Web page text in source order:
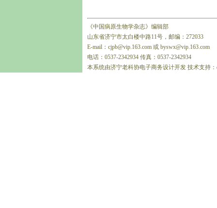
《中国病原生物学杂志》编辑部
山东省济宁市太白楼中路11号，邮编：272033
E-mail：cjpb@vip.163.com 或 byswx@vip.163.com
电话：0537-2342934 传真：0537-2342934
本系统由济宁老科协电子商务设计开发 技术支持：